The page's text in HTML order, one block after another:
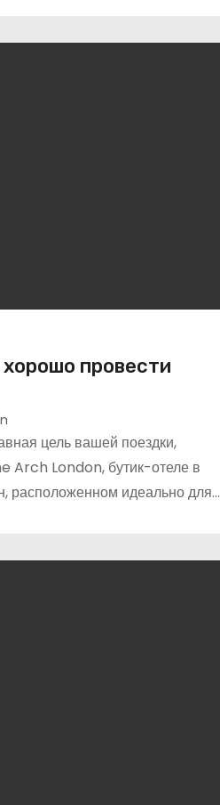
провести
цель вашей поездки,
Arch London, бутик-отеле в
расположенном идеально для…